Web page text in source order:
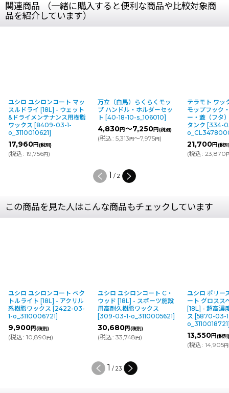
関連商品 （一緒に購入すると便利な商品や比較対象商
品を紹介しています）
ユシロ ユシロンコート マッ
スルドライ [18L] - ウェット
&ドライメンテナンス用樹脂
ワックス [8409-03-1-
o_3110010621]
17,960円(税別)
(税込: 19,756円)
万立（白馬）らくらくモッ
プ ハンドル・ホルダーセッ
ト [40-18-10-s_106010]
4,830円～7,250円(税別)
(税込: 5,313円～7,975円)
テラモト ワッ
モップフック
ー・蓋（フタ
タンク [334-
21,700円(税
(税込: 23,870
1 / 2
この商品を見た人はこんな商品もチェックしています
ユシロ ユシロンコート ベク
トルライト [18L] - アクリル
系樹脂ワックス [2422-03-
1-o_3110006721]
9,900円(税別)
(税込: 10,890円)
ユシロ ユシロンコート C・
ウッド [18L] - スポーツ施設
用高耐久樹脂ワックス
[309-03-1-o_3110005621]
30,680円(税別)
(税込: 33,748円)
ユシロ ポリー
ート グロスス
[18L] - 超高濃
ス [5870-03-
o_3110018721
13,550円(税別
(税込: 14,905円
1 / 23